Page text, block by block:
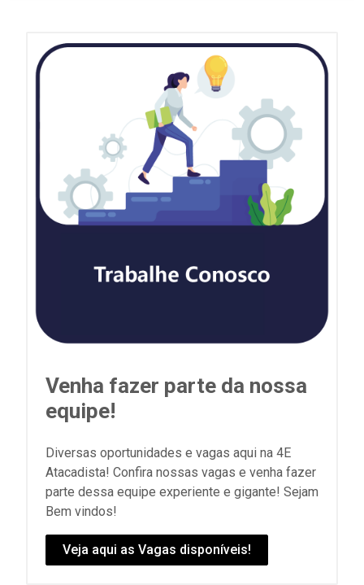
Venha fazer parte da nossa
equipe!
Diversas oportunidades e vagas aqui na 4E
Atacadista! Confira nossas vagas e venha fazer
parte dessa equipe experiente e gigante! Sejam
Bem vindos!
Veja aqui as Vagas disponíveis!